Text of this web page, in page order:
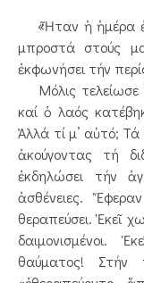
«Ἦταν ἡ ἡμέρα
μπροστά στούς
ἐκφωνήσει τήν
Μόλις τελείωσε
καί ὁ λαός
Ἀλλά τί μ’ αὐτό;
ἀκούγοντας τή
ἐκδηλώσει τήν
ἀσθένειες.
θεραπεύσει. Ἐκεῖ
δαιμονισμένοι.
θαύματος! Στήν